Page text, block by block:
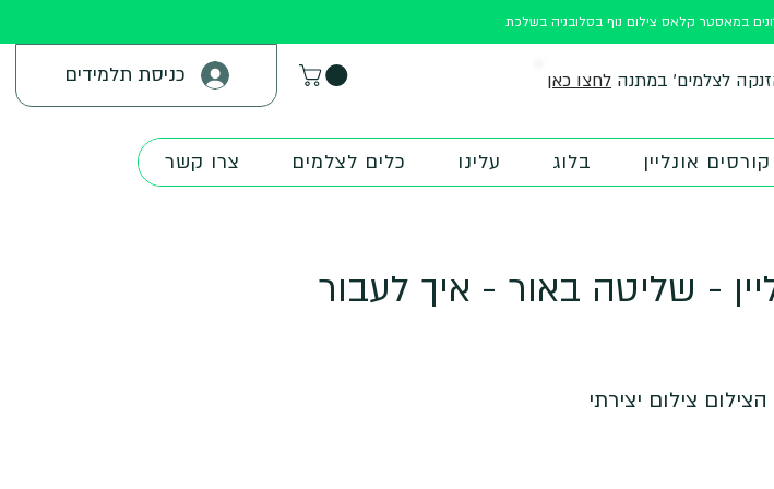
במאסטר קלאס צילום נוף בסלובניה בשלכת
כניסת תלמידים לחצו כאן לצלמים' במתנה
קורסים אונליין בלוג עלינו כלים לצלמים צרו קשר
- מפגש 1 - אונליין - שליטה באור - איך לעבור
צילום יצירתי